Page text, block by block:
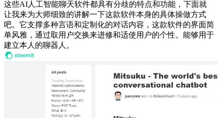
这些AI人工智能聊天软件都具有分歧的特点和功能，下面就
让我来为大师细致的讲解一下这款软件本身的具体操做方式
吧。它支撑多种言语和定制化的对话内容，这款软件的界面简
单风雅，通过取用户交换来进修和适使用户的个性。能够用于
建立本人的聊器人。